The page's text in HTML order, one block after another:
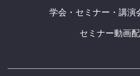
学会・セミナー・講演
セミナー動画